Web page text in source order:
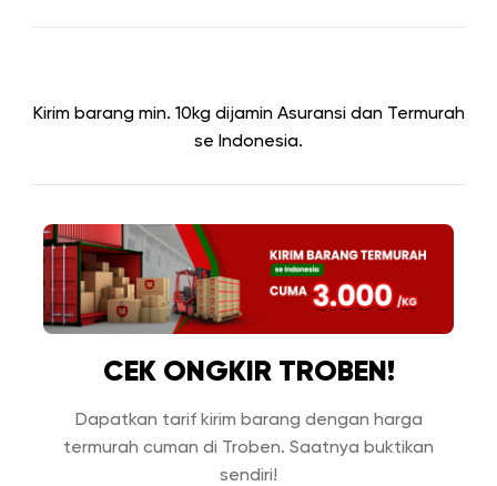
Kirim barang min. 10kg dijamin Asuransi dan Termurah
se Indonesia.
CEK ONGKIR TROBEN!
Dapatkan tarif kirim barang dengan harga
termurah cuman di Troben. Saatnya buktikan
sendiri!